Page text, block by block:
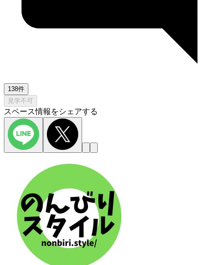
138件
見学不可
スペース情報をシェアする